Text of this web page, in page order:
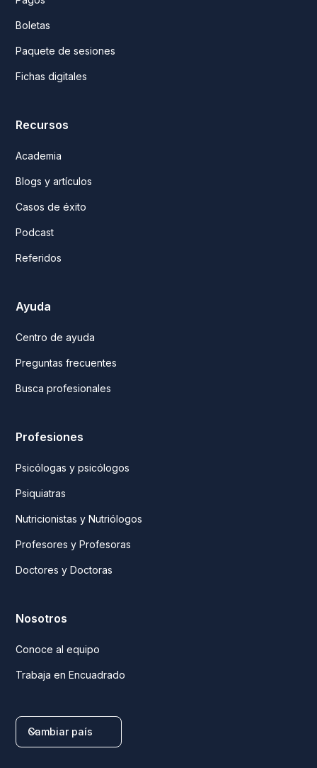
Boletas
Paquete de sesiones
Fichas digitales
Recursos
Academia
Blogs y artículos
Casos de éxito
Podcast
Referidos
Ayuda
Centro de ayuda
Preguntas frecuentes
Busca profesionales
Profesiones
Psicólogas y psicólogos
Psiquiatras
Nutricionistas y Nutriólogos
Profesores y Profesoras
Doctores y Doctoras
Nosotros
Conoce al equipo
Trabaja en Encuadrado
Cambiar país